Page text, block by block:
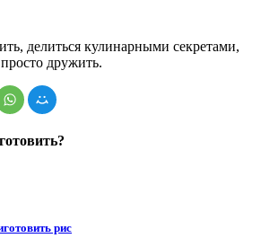
делиться кулинарными секретами,
дружить.
рис